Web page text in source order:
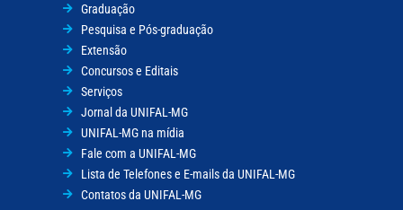
Graduação
Pesquisa e Pós-graduação
Extensão
Concursos e Editais
Serviços
Jornal da UNIFAL-MG
UNIFAL-MG na mídia
Fale com a UNIFAL-MG
Lista de Telefones e E-mails da UNIFAL-MG
Contatos da UNIFAL-MG